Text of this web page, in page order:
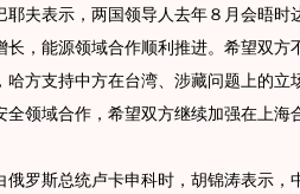
表示，两国领导人去年８月会晤时
长，能源领域合作顺利推进。希望双方
哈方支持中方在台湾、涉藏问题上的立
全领域合作，希望双方继续加强在上海
斯总统卢卡申科时，胡锦涛表示，